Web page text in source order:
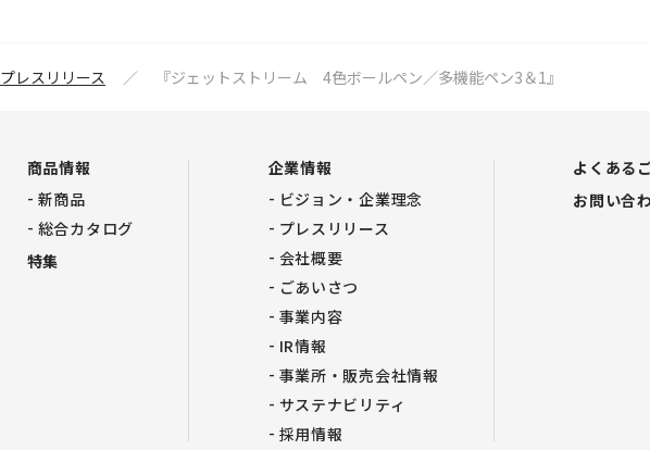
プレスリリース 『ジェットストリーム 4色ボールペン／多機能ペン3＆1』
商品情報
新商品
総合カタログ
特集
企業情報
ビジョン・企業理念
プレスリリース
会社概要
ごあいさつ
事業内容
IR情報
事業所・販売会社情報
サステナビリティ
採用情報
よくある
お問い合